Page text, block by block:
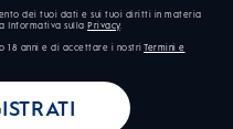
dei tuoi dati e sui tuoi diritti in materia
Informativa sulla Privacy.
18 anni e di accettare i nostri Termini e